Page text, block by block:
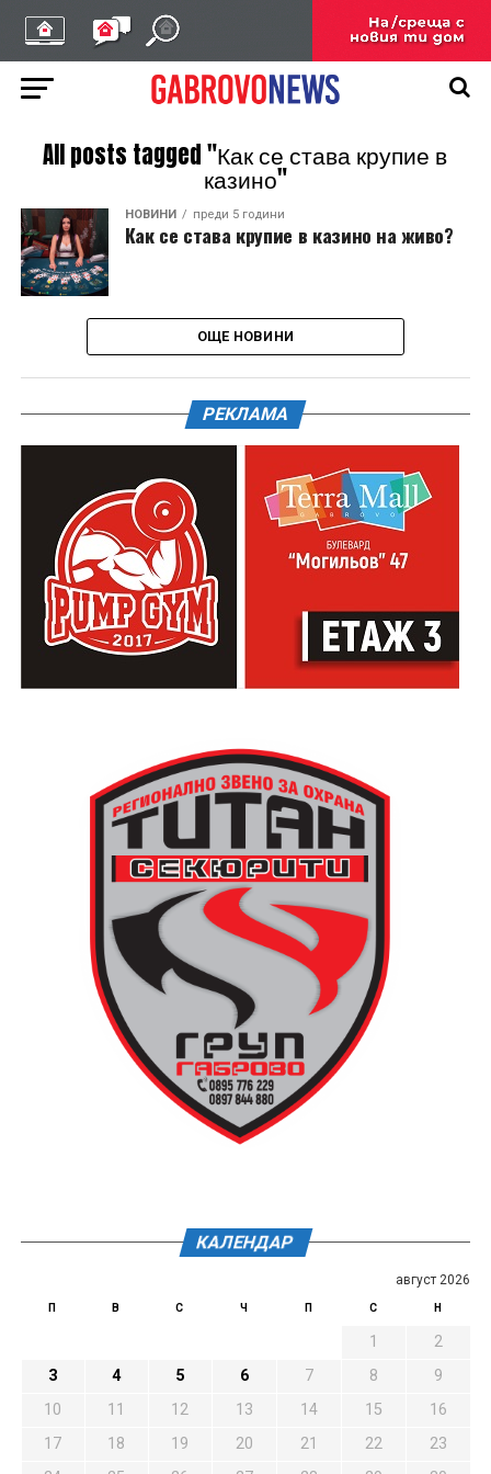
All posts tagged "Как се става крупие в
казино"
НОВИНИ преди 5 години
Как се става крупие в казино на живо?
ОЩЕ НОВИНИ
РЕКЛАМА
КАЛЕНДАР
август 2026
П В С Ч П С Н
1
2
3
4 5 6 7 8
9
10
11 12 13 14 15
16
17
18 19 20 21 22
23